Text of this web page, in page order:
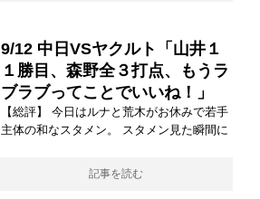
9/12 中日VSヤクルト「山井１
１勝目、森野全３打点、もうラ
ブラブってことでいいね！」
【総評】 今日はルナと荒木がお休みで若手
主体の和なスタメン。 スタメン見た瞬間に
記事を読む